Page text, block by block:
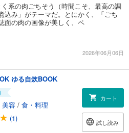
系の肉ごちそう（時間こそ、最高の調
込み」がテーマだ。とにかく、「ごち
面の肉の画像が美しく、ペ
2026年06月06日
ゆる自炊BOOK
美容 / 食・料理
(1)
カート
試し読み